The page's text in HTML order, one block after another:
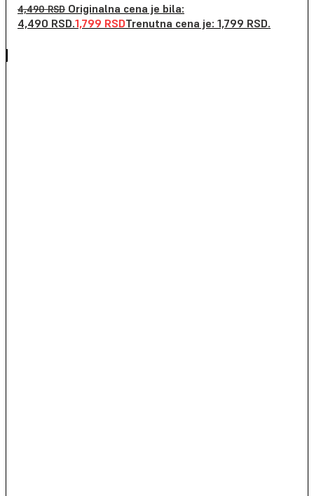
4,490RSD Originalna cena je bila:
4,490 RSD.1,799 RSDTrenutna cena je: 1,799 RSD.